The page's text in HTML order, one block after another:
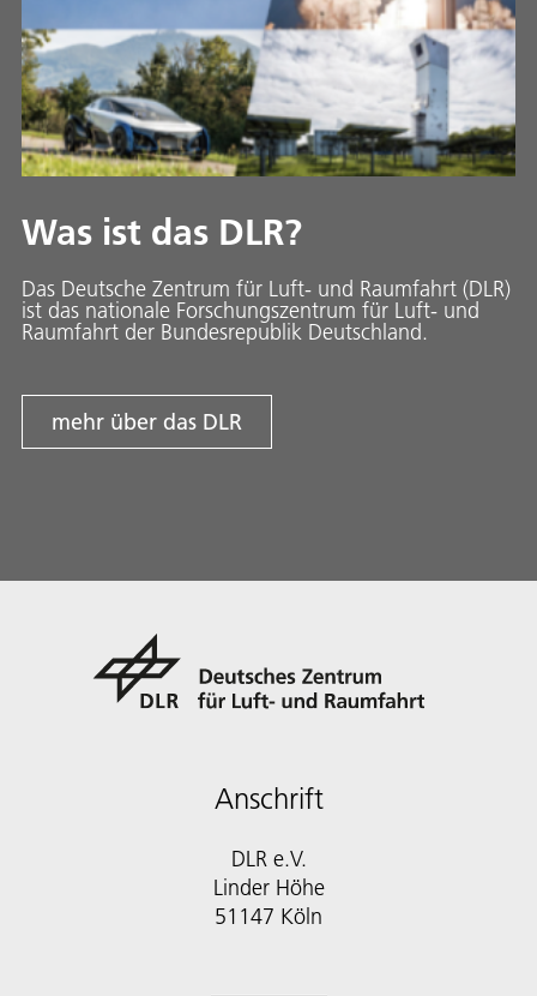
Was ist das DLR?
Das Deutsche Zentrum für Luft- und Raumfahrt (DLR)
ist das nationale Forschungszentrum für Luft- und
Raumfahrt der Bundesrepublik Deutschland.
mehr über das DLR
Anschrift
DLR e.V.
Linder Höhe
51147 Köln